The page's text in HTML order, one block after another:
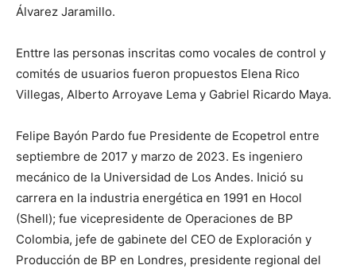
Álvarez Jaramillo.
Enttre las personas inscritas como vocales de control y
comités de usuarios fueron propuestos Elena Rico
Villegas, Alberto Arroyave Lema y Gabriel Ricardo Maya.
Felipe Bayón Pardo fue Presidente de Ecopetrol entre
septiembre de 2017 y marzo de 2023. Es ingeniero
mecánico de la Universidad de Los Andes. Inició su
carrera en la industria energética en 1991 en Hocol
(Shell); fue vicepresidente de Operaciones de BP
Colombia, jefe de gabinete del CEO de Exploración y
Producción de BP en Londres, presidente regional del